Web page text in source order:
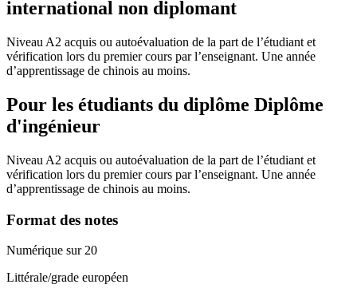
international non diplomant
Niveau A2 acquis ou autoévaluation de la part de l’étudiant et
vérification lors du premier cours par l’enseignant. Une année
d’apprentissage de chinois au moins.
Pour les étudiants du diplôme Diplôme
d'ingénieur
Niveau A2 acquis ou autoévaluation de la part de l’étudiant et
vérification lors du premier cours par l’enseignant. Une année
d’apprentissage de chinois au moins.
Format des notes
Numérique sur 20
Littérale/grade européen